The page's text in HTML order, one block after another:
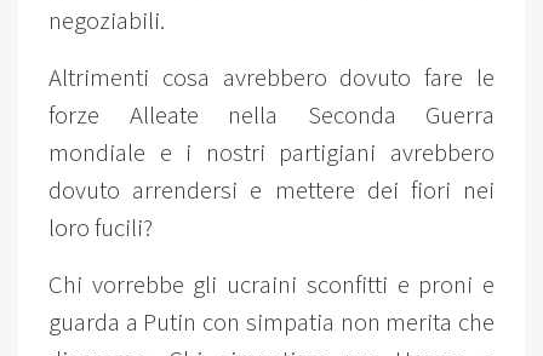
negoziabili.
Altrimenti cosa avrebbero dovuto fare le
forze Alleate nella Seconda Guerra
mondiale e i nostri partigiani avrebbero
dovuto arrendersi e mettere dei fiori nei
loro fucili?
Chi vorrebbe gli ucraini sconfitti e proni e
guarda a Putin con simpatia non merita che